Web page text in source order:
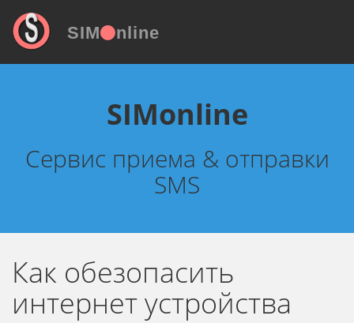
SIM nline
SIMonline
Сервис приема & отправки
SMS
Как обезопасить
интернет устройства